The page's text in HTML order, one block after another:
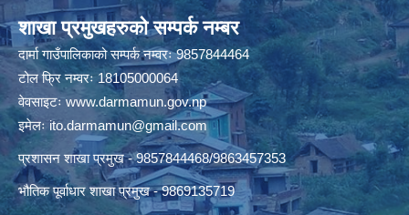
शाखा प्रमुखहरुको सम्पर्क नम्बर
दार्मा गाउँपालिकाको सम्पर्क नम्वरः 9857844464
टोल फ्रि नम्वरः 18105000064
वेवसाइटःwww.darmamun.gov.np
इमेलःito.darmamun@gmail.com
प्रशासन शाखा प्रमुख - 9857844468/9863457353
भौतिक पूर्वाधार शाखा प्रमुख - 9869135719